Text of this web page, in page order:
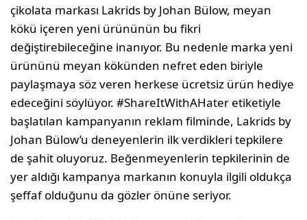
çikolata markası Lakrids by Johan Bülow, meyan
kökü içeren yeni ürününün bu fikri
değiştirebileceğine inanıyor. Bu nedenle marka yeni
ürününü meyan kökünden nefret eden biriyle
paylaşmaya söz veren herkese ücretsiz ürün hediye
edeceğini söylüyor. #ShareItWithAHater etiketiyle
başlatılan kampanyanın reklam filminde, Lakrids by
Johan Bülow’u deneyenlerin ilk verdikleri tepkilere
de şahit oluyoruz. Beğenmeyenlerin tepkilerinin de
yer aldığı kampanya markanın konuyla ilgili oldukça
şeffaf olduğunu da gözler önüne seriyor.